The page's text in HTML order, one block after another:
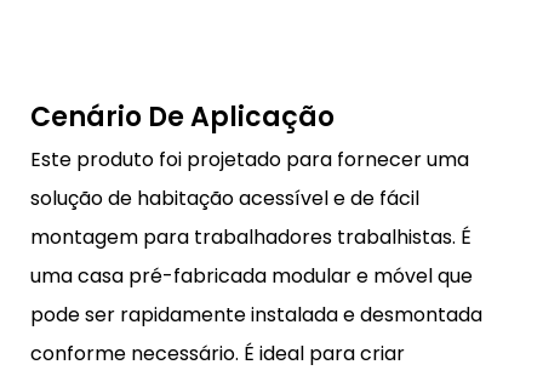
Cenário De Aplicação
Este produto foi projetado para fornecer uma
solução de habitação acessível e de fácil
montagem para trabalhadores trabalhistas. É
uma casa pré-fabricada modular e móvel que
pode ser rapidamente instalada e desmontada
conforme necessário. É ideal para criar